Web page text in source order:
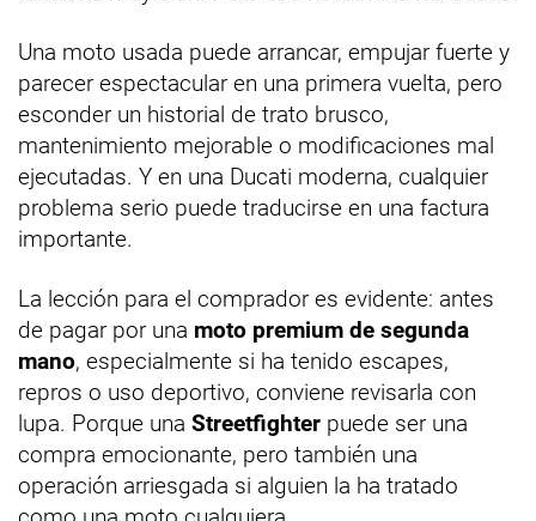
Una moto usada puede arrancar, empujar fuerte y
parecer espectacular en una primera vuelta, pero
esconder un historial de trato brusco,
mantenimiento mejorable o modificaciones mal
ejecutadas. Y en una Ducati moderna, cualquier
problema serio puede traducirse en una factura
importante.
La lección para el comprador es evidente: antes
de pagar por una moto premium de segunda
mano, especialmente si ha tenido escapes,
repros o uso deportivo, conviene revisarla con
lupa. Porque una Streetfighter puede ser una
compra emocionante, pero también una
operación arriesgada si alguien la ha tratado